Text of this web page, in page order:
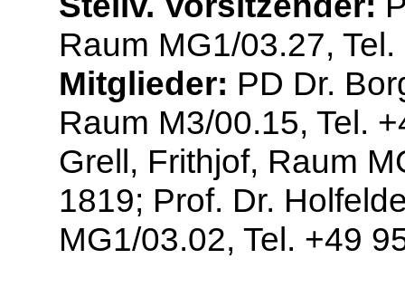
Raum MG1/03.27,
Mitglieder: PD Dr.
Raum M3/00.15, Tel.
Grell, Frithjof, Raum
1819; Prof. Dr.
MG1/03.02, Tel. +49